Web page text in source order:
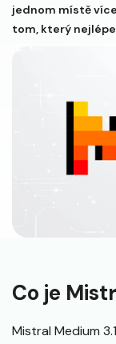
jednom místě
tom, který
Co je
Mistral Medium